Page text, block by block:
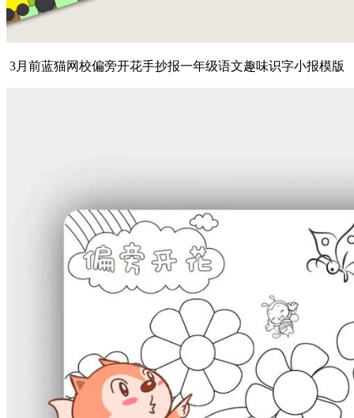
3月前蓝猫网校偏旁开花手抄报一年级语文趣味识字小报模版